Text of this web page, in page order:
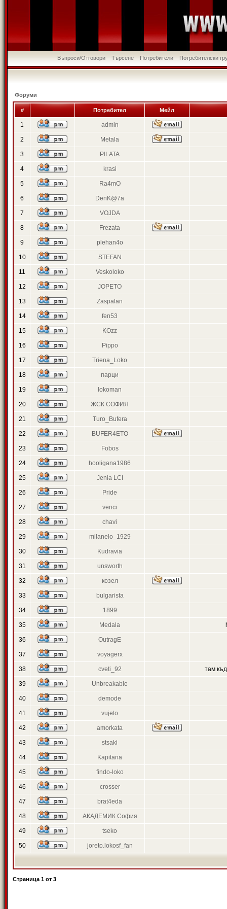
Въпроси/Отговори Търсене Потребители Потребителски
Форуми
# Потребител Мейл
1 admin
2 Metala
3 PILATA
4 krasi
5 Ra4mO
6 DenK@7a
7 VOJDA
8 Frezata
9 plehan4o
10 STEFAN
11 Veskoloko
12 JOPETO
13 Zaspalan
14 fen53
15 KOzz
16 Pippo
17 Triena_Loko
18 парци
19 lokoman
20 ЖСК СОФИЯ
21 Turo_Bufera
22 BUFER4ETO
23 Fobos
24 hooligana1986
25 Jenia LCI
26 Pride
27 venci
28 chavi
29 milanelo_1929
30 Kudravia
31 unsworth
32 козел
33 bulgarista
34 1899
35 Medala
36 OutragE
37 voyagerx
38 cveti_92 там
39 Unbreakable
40 demode
41 vujeto
42 amorkata
43 stsaki
44 Kapitana
45 findo-loko
46 crosser
47 brat4eda
48 АКАДЕМИК София
49 tseko
50 joreto.lokosf_fan
Страница 1 от 3